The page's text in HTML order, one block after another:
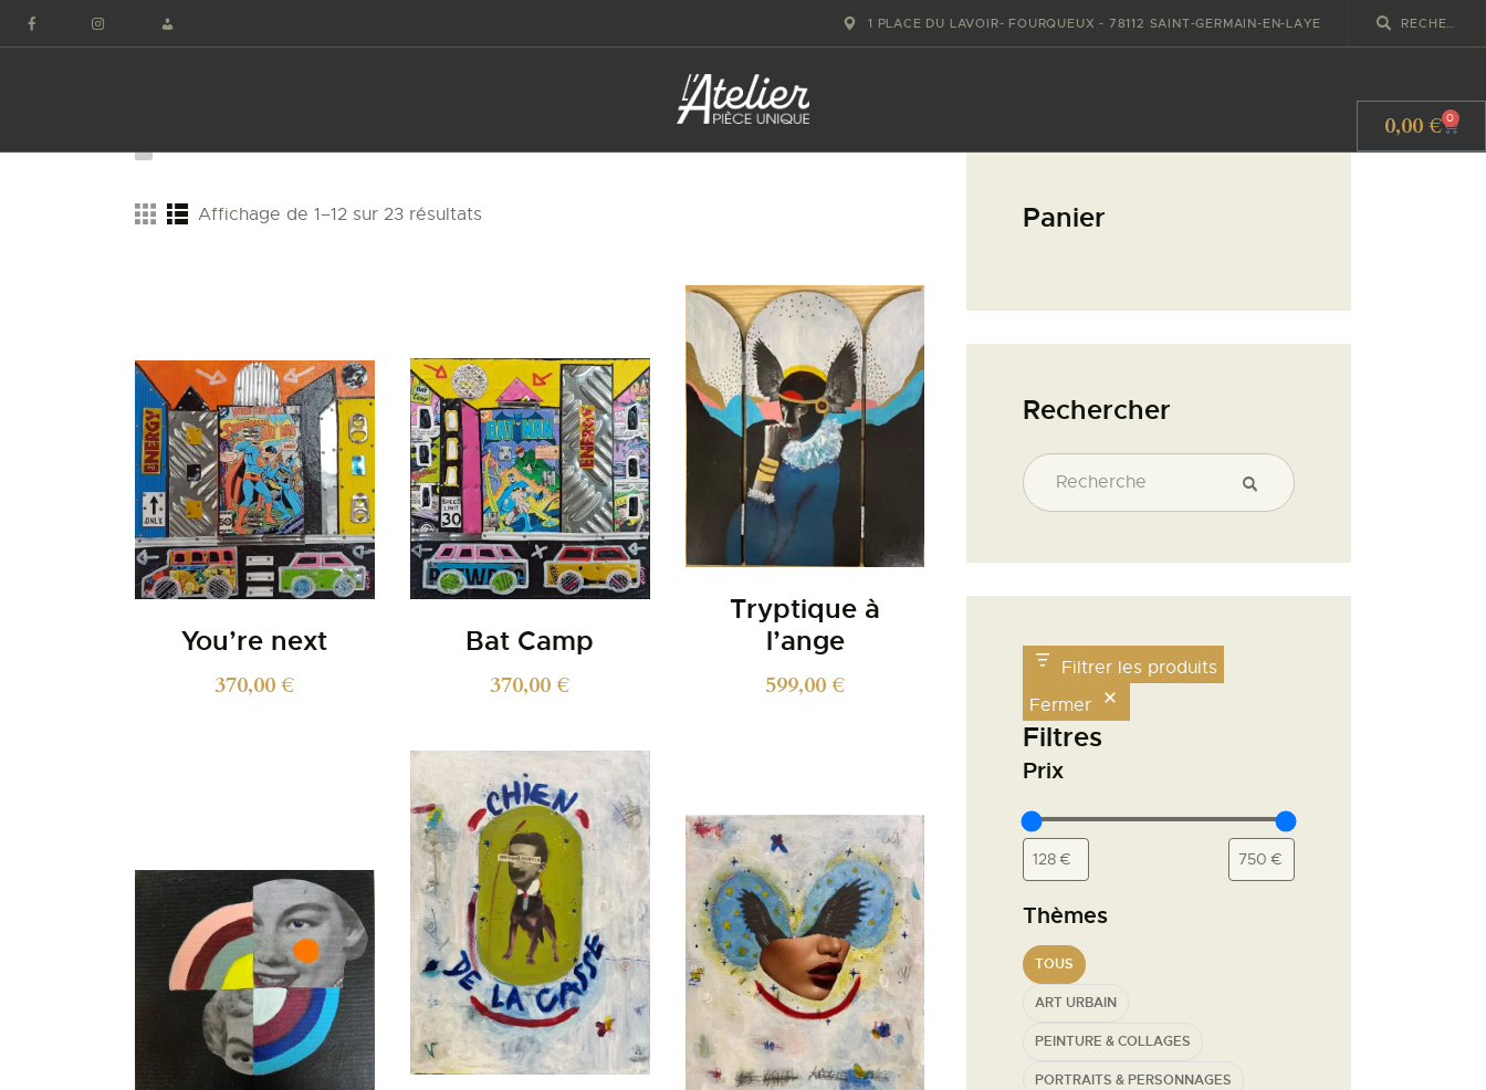
Panneau de gestion des cookies 1 PLACE DU LAVOIR- FOURQUEUX - 78112 SAINT-GERMAIN-EN-LAYE
0,00€ 0
GALERIE D’ART
ATELIERS D’ART
ACTUALITÉS
CONTACT
Affichage de 1–12 sur 23 résultats
You’re next
370,00€
Bat Camp
370,00€
Tryptique à
l’ange
599,00€
Panier
Rechercher
RECHERCHE
Filtrer les produits
Fermer
Filtres
Prix
Thèmes
TOUS
ART URBAIN
PEINTURE & COLLAGES
PORTRAITS & PERSONNAGES